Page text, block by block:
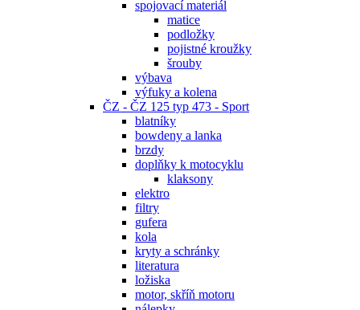
spojovací materiál
matice
podložky
pojistné kroužky
šrouby
výbava
výfuky a kolena
ČZ - ČZ 125 typ 473 - Sport
blatníky
bowdeny a lanka
brzdy
doplňky k motocyklu
klaksony
elektro
filtry
gufera
kola
kryty a schránky
literatura
ložiska
motor, skříň motoru